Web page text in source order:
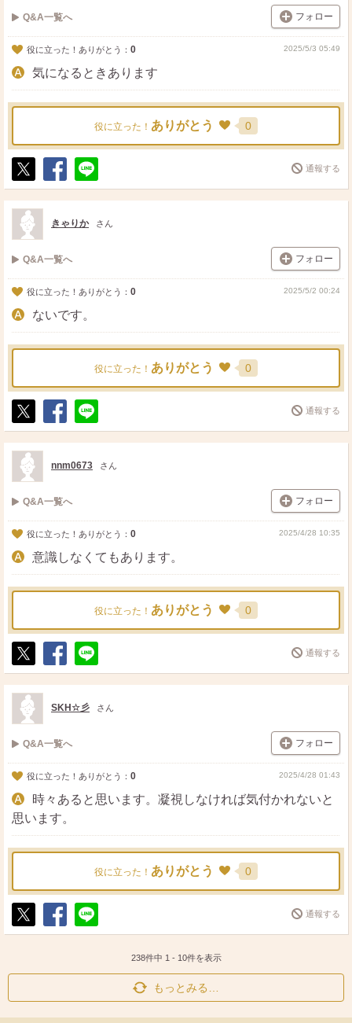
Q&A一覧へ フォロー
役に立った！ありがとう： 0 2025/5/3 05:49
気になるときあります
役に立った！ ありがとう 0
ポ
ス
ト
シ
ェ
送
る
通報する
きゃりか さん
Q&A一覧へ フォロー
役に立った！ありがとう： 0 2025/5/2 00:24
ないです。
役に立った！ ありがとう 0
ポ
ス
ト
シ
ェ
送
る
通報する
nnm0673 さん
Q&A一覧へ フォロー
役に立った！ありがとう： 0 2025/4/28 10:35
意識しなくてもあります。
役に立った！ ありがとう 0
ポ
ス
ト
シ
ェ
送
る
通報する
SKH☆彡 さん
Q&A一覧へ フォロー
役に立った！ありがとう： 0 2025/4/28 01:43
時々あると思います。凝視しなければ気付かれないと
思います。
役に立った！ ありがとう 0
ポ
シ
送
通報する
238件中 1 - 10件を表示
もっとみる…